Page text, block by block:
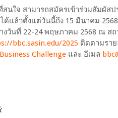
นใจ สามารถสมัครเข้าร่วมสัมผัส
ได้แล้วตั้งแต่วันนี้ถึง 15 มีนาคม
งวันที่ 22-24 พฤษภาคม 2568 ณ
bbc.sasin.edu/2025 ติดตามรา
Challenge และ อีเมล